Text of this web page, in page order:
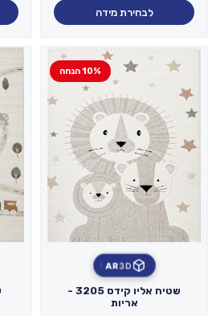
לבחירת מידה
10% הנחה
3D
AR
שטיח אליו קידס 3205 -
אריות